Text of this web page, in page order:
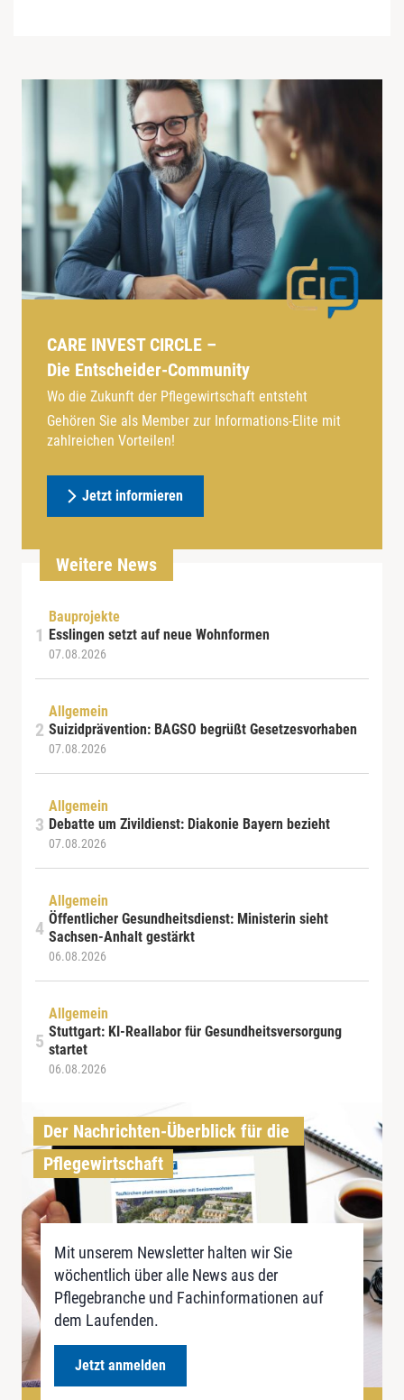
CARE INVEST CIRCLE –
Die Entscheider-Community
Wo die Zukunft der Pflegewirtschaft entsteht
Gehören Sie als Member zur Informations-Elite mit
zahlreichen Vorteilen!
Jetzt informieren
Weitere News
Bauprojekte
Esslingen setzt auf neue Wohnformen
07.08.2026
Allgemein
Suizidprävention: BAGSO begrüßt Gesetzesvorhaben
07.08.2026
Allgemein
Debatte um Zivildienst: Diakonie Bayern bezieht
07.08.2026
Allgemein
Öffentlicher Gesundheitsdienst: Ministerin sieht
Sachsen-Anhalt gestärkt
06.08.2026
Allgemein
Stuttgart: KI-Reallabor für Gesundheitsversorgung
startet
06.08.2026
Der Nachrichten-Überblick für die
Pflegewirtschaft
Mit unserem Newsletter halten wir Sie
wöchentlich über alle News aus der
Pflegebranche und Fachinformationen auf
dem Laufenden.
Jetzt anmelden